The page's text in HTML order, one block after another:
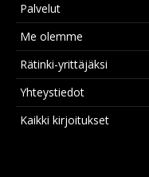
Palvelut
Me olemme
Rätinki-yrittäjäksi
Yhteystiedot
Kaikki kirjoitukset